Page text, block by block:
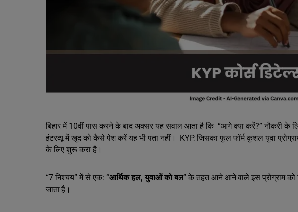
बिहार में 10वीं पास करने के बाद अक्सर यह सवाल आता है कि “आगे क्या करें?” नौकरी के
इंटरव्यू में खुद को कैसे पेश करें यह भी पता नहीं। KYP, जिसका फुल फॉर्म कुशल युवा प्रोग्राम
के लिए शुरू करा है।
“7 निश्चय” में से एक: “आर्थिक हल, युवाओं को बल” के तहत आने आने वाले इस प्रोग्राम को
जाता है।